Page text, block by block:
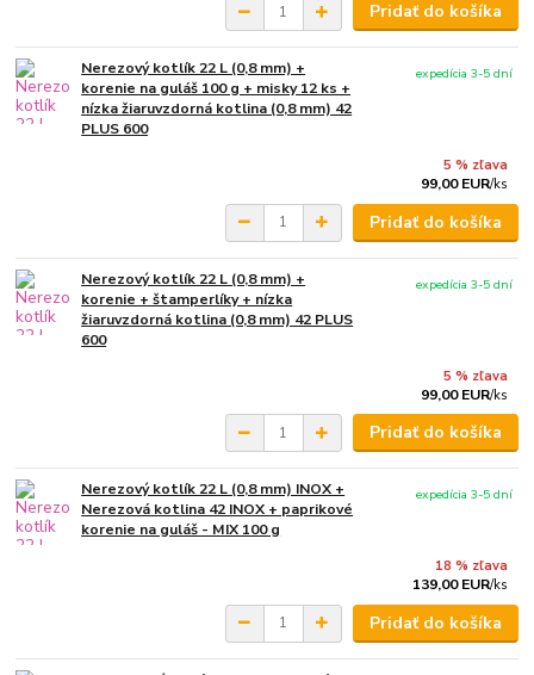
Pridať do košíka
Nerezový kotlík 22 L (0,8 mm) +
korenie na guláš 100 g + misky 12 ks +
nízka žiaruvzdorná kotlina (0,8 mm) 42
PLUS 600
5 % zľava
99,00 EUR/ks
expedícia 3-5 dní
Pridať do košíka
Nerezový kotlík 22 L (0,8 mm) +
korenie + štamperlíky + nízka
žiaruvzdorná kotlina (0,8 mm) 42 PLUS
600
5 % zľava
99,00 EUR/ks
expedícia 3-5 dní
Pridať do košíka
Nerezový kotlík 22 L (0,8 mm) INOX +
Nerezová kotlina 42 INOX + paprikové
korenie na guláš - MIX 100 g
18 % zľava
139,00 EUR/ks
expedícia 3-5 dní
Pridať do košíka